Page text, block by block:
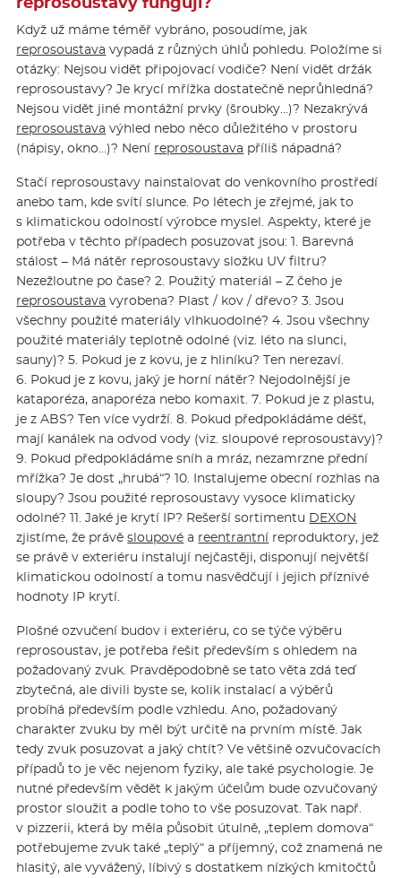
Když už máme téměř vybráno, posoudíme, jak
reprosoustava vypadá z různých úhlů pohledu. Položíme si
otázky: Nejsou vidět připojovací vodiče? Není vidět držák
reprosoustavy? Je krycí mřížka dostatečně neprůhledná?
Nejsou vidět jiné montážní prvky (šroubky…)? Nezakrývá
reprosoustava výhled nebo něco důležitého v prostoru
(nápisy, okno…)? Není reprosoustava příliš nápadná?
Stačí reprosoustavy nainstalovat do venkovního prostředí
anebo tam, kde svítí slunce. Po létech je zřejmé, jak to
s klimatickou odolností výrobce myslel. Aspekty, které je
potřeba v těchto případech posuzovat jsou: 1. Barevná
stálost – Má nátěr reprosoustavy složku UV filtru?
Nezežloutne po čase? 2. Použitý materiál – Z čeho je
reprosoustava vyrobena? Plast / kov / dřevo? 3. Jsou
všechny použité materiály vlhkuodolné? 4. Jsou všechny
použité materiály teplotně odolné (viz. léto na slunci,
sauny)? 5. Pokud je z kovu, je z hliníku? Ten nerezaví.
6. Pokud je z kovu, jaký je horní nátěr? Nejodolnější je
kataporéza, anaporéza nebo komaxit. 7. Pokud je z plastu,
je z ABS? Ten více vydrží. 8. Pokud předpokládáme déšť,
mají kanálek na odvod vody (viz. sloupové reprosoustavy)?
9. Pokud předpokládáme sníh a mráz, nezamrzne přední
mřížka? Je dost „hrubá“? 10. Instalujeme obecní rozhlas na
sloupy? Jsou použité reprosoustavy vysoce klimaticky
odolné? 11. Jaké je krytí IP? Rešerší sortimentu DEXON
zjistíme, že právěsloupové a reentrantní reproduktory, jež
se právě v exteriéru instalují nejčastěji, disponují největší
klimatickou odolností a tomu nasvědčují i jejich příznivé
hodnoty IP krytí.
Plošné ozvučení budov i exteriéru, co se týče výběru
reprosoustav, je potřeba řešit především s ohledem na
požadovaný zvuk. Pravděpodobně se tato věta zdá teď
zbytečná, ale divili byste se, kolik instalací a výběrů
probíhá především podle vzhledu. Ano, požadovaný
charakter zvuku by měl být určitě na prvním místě. Jak
tedy zvuk posuzovat a jaký chtít? Ve většině ozvučovacích
případů to je věc nejenom fyziky, ale také psychologie. Je
nutné především vědět k jakým účelům bude ozvučovaný
prostor sloužit a podle toho to vše posuzovat. Tak např.
v pizzerii, která by měla působit útulně, „teplem domova“
potřebujeme zvuk také „teplý“ a příjemný, což znamená ne
hlasitý, ale vyvážený, líbivý s dostatkem nízkých kmitočtů